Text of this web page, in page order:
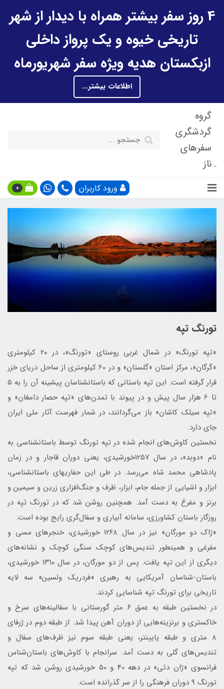
4 روز سفر بیشتر همراه با دیدار از شهر
تاریخی خیوه و یک پرواز داخلی
ازبکستان هدیه ویژه سفر شهریورماه
اطلاعات بیشتر...
گروه
گردشگری
سفرهای
ناز
ورود کاربران 0
تورنگ تپه
«تپه تورنگ» در شمال غربی روستای «تورنگ»، در ۲۰ کیلومتری
«گرگان»، مرکز استان «گلستان» و در 60 کیلومتری از ساحل دریای خزر
قرار گرفته است. این تپه باستانی که باستان‎شناسان پیشینه‌ آن را به 5
تا 6 هزار سال پیش و در پیوند با تمدن‌های «تپه حصار دامغان» و
«تپه سیلک کاشان» باز می‌گردانند، در شمار فهرست آثار ملی ایران
جای دارد.
نخستین کاوش‌های انجام شده در تپه تورنگ توسط باستان‎شناسی به
نام «دوبد»، در سال 1257خورشیدی، یعنی دوران قاجار و در زمان
پادشاهی محمد شاه می‌رسد. در طی این حفاری‎های باستان‎شناسی،
ابزار و اشیایی از جمله جام، ابزار، ظرف و جنگ‌افزاری زرین و سیمین و
برنز و مفرغ به دست آمد. همچنین روشن شد که در تورنگ تپه در
روزگار باستان کشاورزی، سامانه‌ آبیاری و سفال‌گری رایج بوده است.
«ژاک دو مورگان» نیز در سال ۱۲۶۸ خورشیدی، خنجرهای مسی و
مفرغی و همین‎طور تندیس‌های کوچک سنگی کوچک و نشانه‌های
دیگری از این تپه یافت. پس از دو مورگان، در سال ۱۳۱۰ خورشیدی،
باستان-شناسان آمریکایی به رهبری «فردریک ولسین» سه لایه
تاریخی برای تورنگ تپه شناسایی کردند.
در نخستین طبقه به عمق ۶ متر گورستانی با سفالینه‌های سرخ و
خاکستری و برنزینه‌هایی از دوران آهن پیدا شد. از طبقه دوم در ژرفای
۸ متری و طبقه پایین‎تر، یعنی طبقه سوم نیز ظرف‌های سفال و
تندیس‌های گلی به دست آمد. سرانجام با کاوش‌های باستان‌شناس
فرانسوی «ژان دئی» در دهه‌ 40 و 50 خورشیدی روشن شد که تپه
تورنگ 9 دوران فرهنگی را از سر گذرانده است.